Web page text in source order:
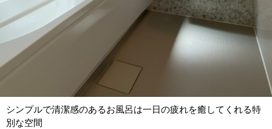
シンプルで清潔感のあるお風呂は一日の疲れを癒してくれる特
別な空間